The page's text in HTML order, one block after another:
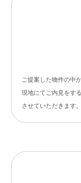
ご提案した物件の中
現地にてご内見をす
させていただきます。